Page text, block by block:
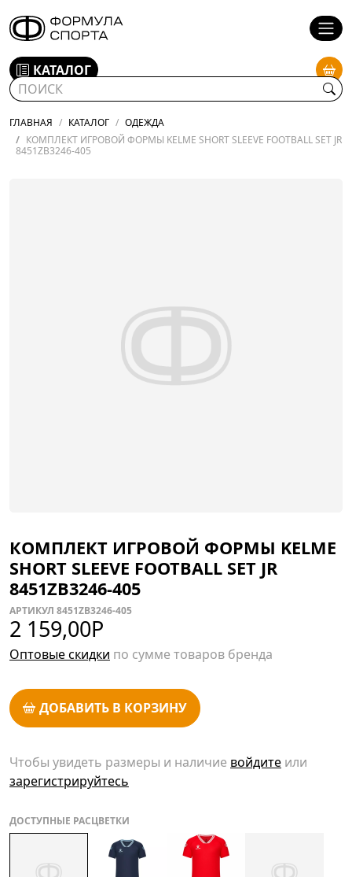
КАТАЛОГ
ГЛАВНАЯ КАТАЛОГ
ОДЕЖДА
КОМПЛЕКТ ИГРОВОЙ ФОРМЫ KELME SHORT SLEEVE FOOTBALL SET JR
8451ZB3246-405
КОМПЛЕКТ ИГРОВОЙ ФОРМЫ KELME
SHORT SLEEVE FOOTBALL SET JR
8451ZB3246-405
АРТИКУЛ 8451ZB3246-405
2 159,00Р
Оптовые скидки по сумме товаров бренда
ДОБАВИТЬ В КОРЗИНУ
Чтобы увидеть размеры и наличие войдите или
зарегистрируйтесь
ДОСТУПНЫЕ РАСЦВЕТКИ